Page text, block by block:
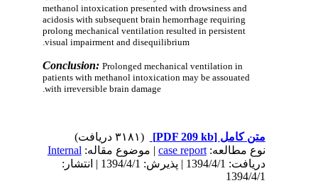
methanol intoxication presented with drowsiness and
acidosis with subsequent brain hemorrhage requiring
prolong mechanical ventilation resulted in persistent
visual impairment and disequilibrium.
Conclusion:Prolonged mechanical ventilation in
patients with methanol intoxication may be assouated
with irreversible brain damage.
متن کامل[PDF 209 kb]
نوع مطالعه:case report| موضوع مقاله:Internal
دریافت: 1394/4/1 | پذیرش: 1394/4/1 | انتشار:
1394/4/1